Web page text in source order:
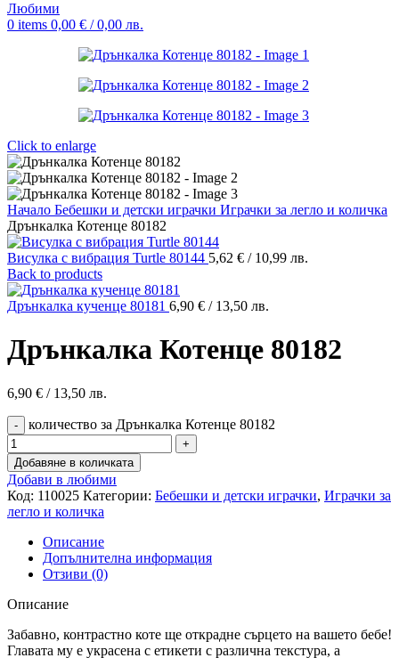
Любими
0 items 0,00 € / 0,00 лв.
Click to enlarge
Начало Бебешки и детски играчки Играчки за легло и количка
Дрънкалка Котенце 80182
Висулка с вибрация Turtle 80144 5,62 € / 10,99 лв.
Back to products
Дрънкалка кученце 80181 6,90 € / 13,50 лв.
Дрънкалка Котенце 80182
6,90 € / 13,50 лв.
количество за Дрънкалка Котенце 80182
Добавяне в количката
Добави в любими
Код: 110025 Категории: Бебешки и детски играчки, Играчки за
легло и количка
Описание
Допълнителна информация
Отзиви (0)
Описание
Забавно, контрастно коте ще открадне сърцето на вашето бебе!
Главата му е украсена с етикети с различна текстура, а